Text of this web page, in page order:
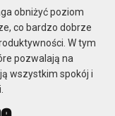
obniżyć poziom
co bardzo dobrze
W tym
pozwalają na
wszystkim spokój i